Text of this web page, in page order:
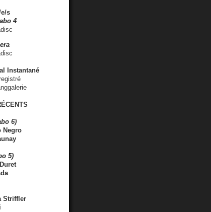
s
4
Instantané
6)
Negro
5)
Striffler